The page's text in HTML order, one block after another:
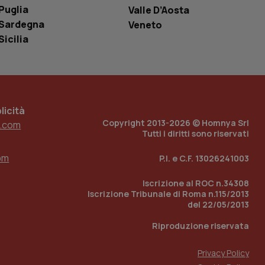
Valle D’Aosta
Veneto
Copyright 2013-2026 © Homnya Srl
Tutti i diritti sono riservati
P.I. e C.F. 13026241003
Iscrizione al ROC n.34308
Iscrizione Tribunale di Roma n.115/2013
del 22/05/2013
Riproduzione riservata
Privacy Policy
sito, ma un
di accesso per
Analytics
per mantenere
traccia
incorporati
del sito web sta
di
traccia